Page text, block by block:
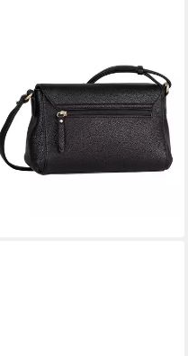
genarbtes Lederimitat mit
feinem Logo und goldenem
Metallring
69,99 €
lieferbar - in 1-2 Werktagen bei dir